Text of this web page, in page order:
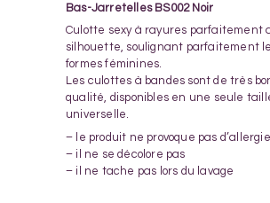
Bas-Jarretelles BS002 Noir
Culotte sexy à rayures parfaitement
silhouette, soulignant parfaitement
formes féminines.
Les culottes à bandes sont de très
qualité, disponibles en une seule
universelle.
– le produit ne provoque pas
– il ne se décolore pas
– il ne tache pas lors du lavage